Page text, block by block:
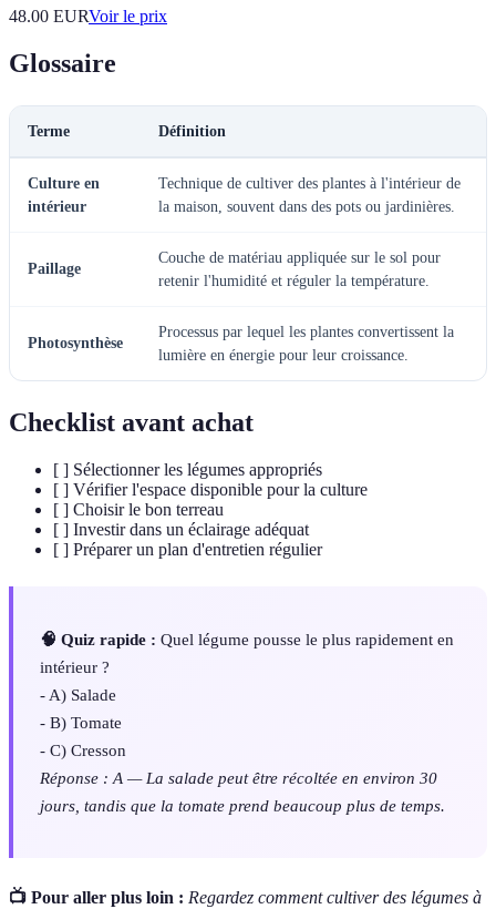
48.00 EURVoir le prix
Glossaire
Terme Définition
Culture en
intérieur
Technique de cultiver des plantes à l'intérieur de
la maison, souvent dans des pots ou jardinières.
Paillage
Couche de matériau appliquée sur le sol pour
retenir l'humidité et réguler la température.
Photosynthèse
Processus par lequel les plantes convertissent la
lumière en énergie pour leur croissance.
Checklist avant achat
[ ] Sélectionner les légumes appropriés
[ ] Vérifier l'espace disponible pour la culture
[ ] Choisir le bon terreau
[ ] Investir dans un éclairage adéquat
[ ] Préparer un plan d'entretien régulier
🧠 Quiz rapide : Quel légume pousse le plus rapidement en
intérieur ?
- A) Salade
- B) Tomate
- C) Cresson
Réponse : A — La salade peut être récoltée en environ 30
jours, tandis que la tomate prend beaucoup plus de temps.
📺 Pour aller plus loin : Regardez comment cultiver des légumes à